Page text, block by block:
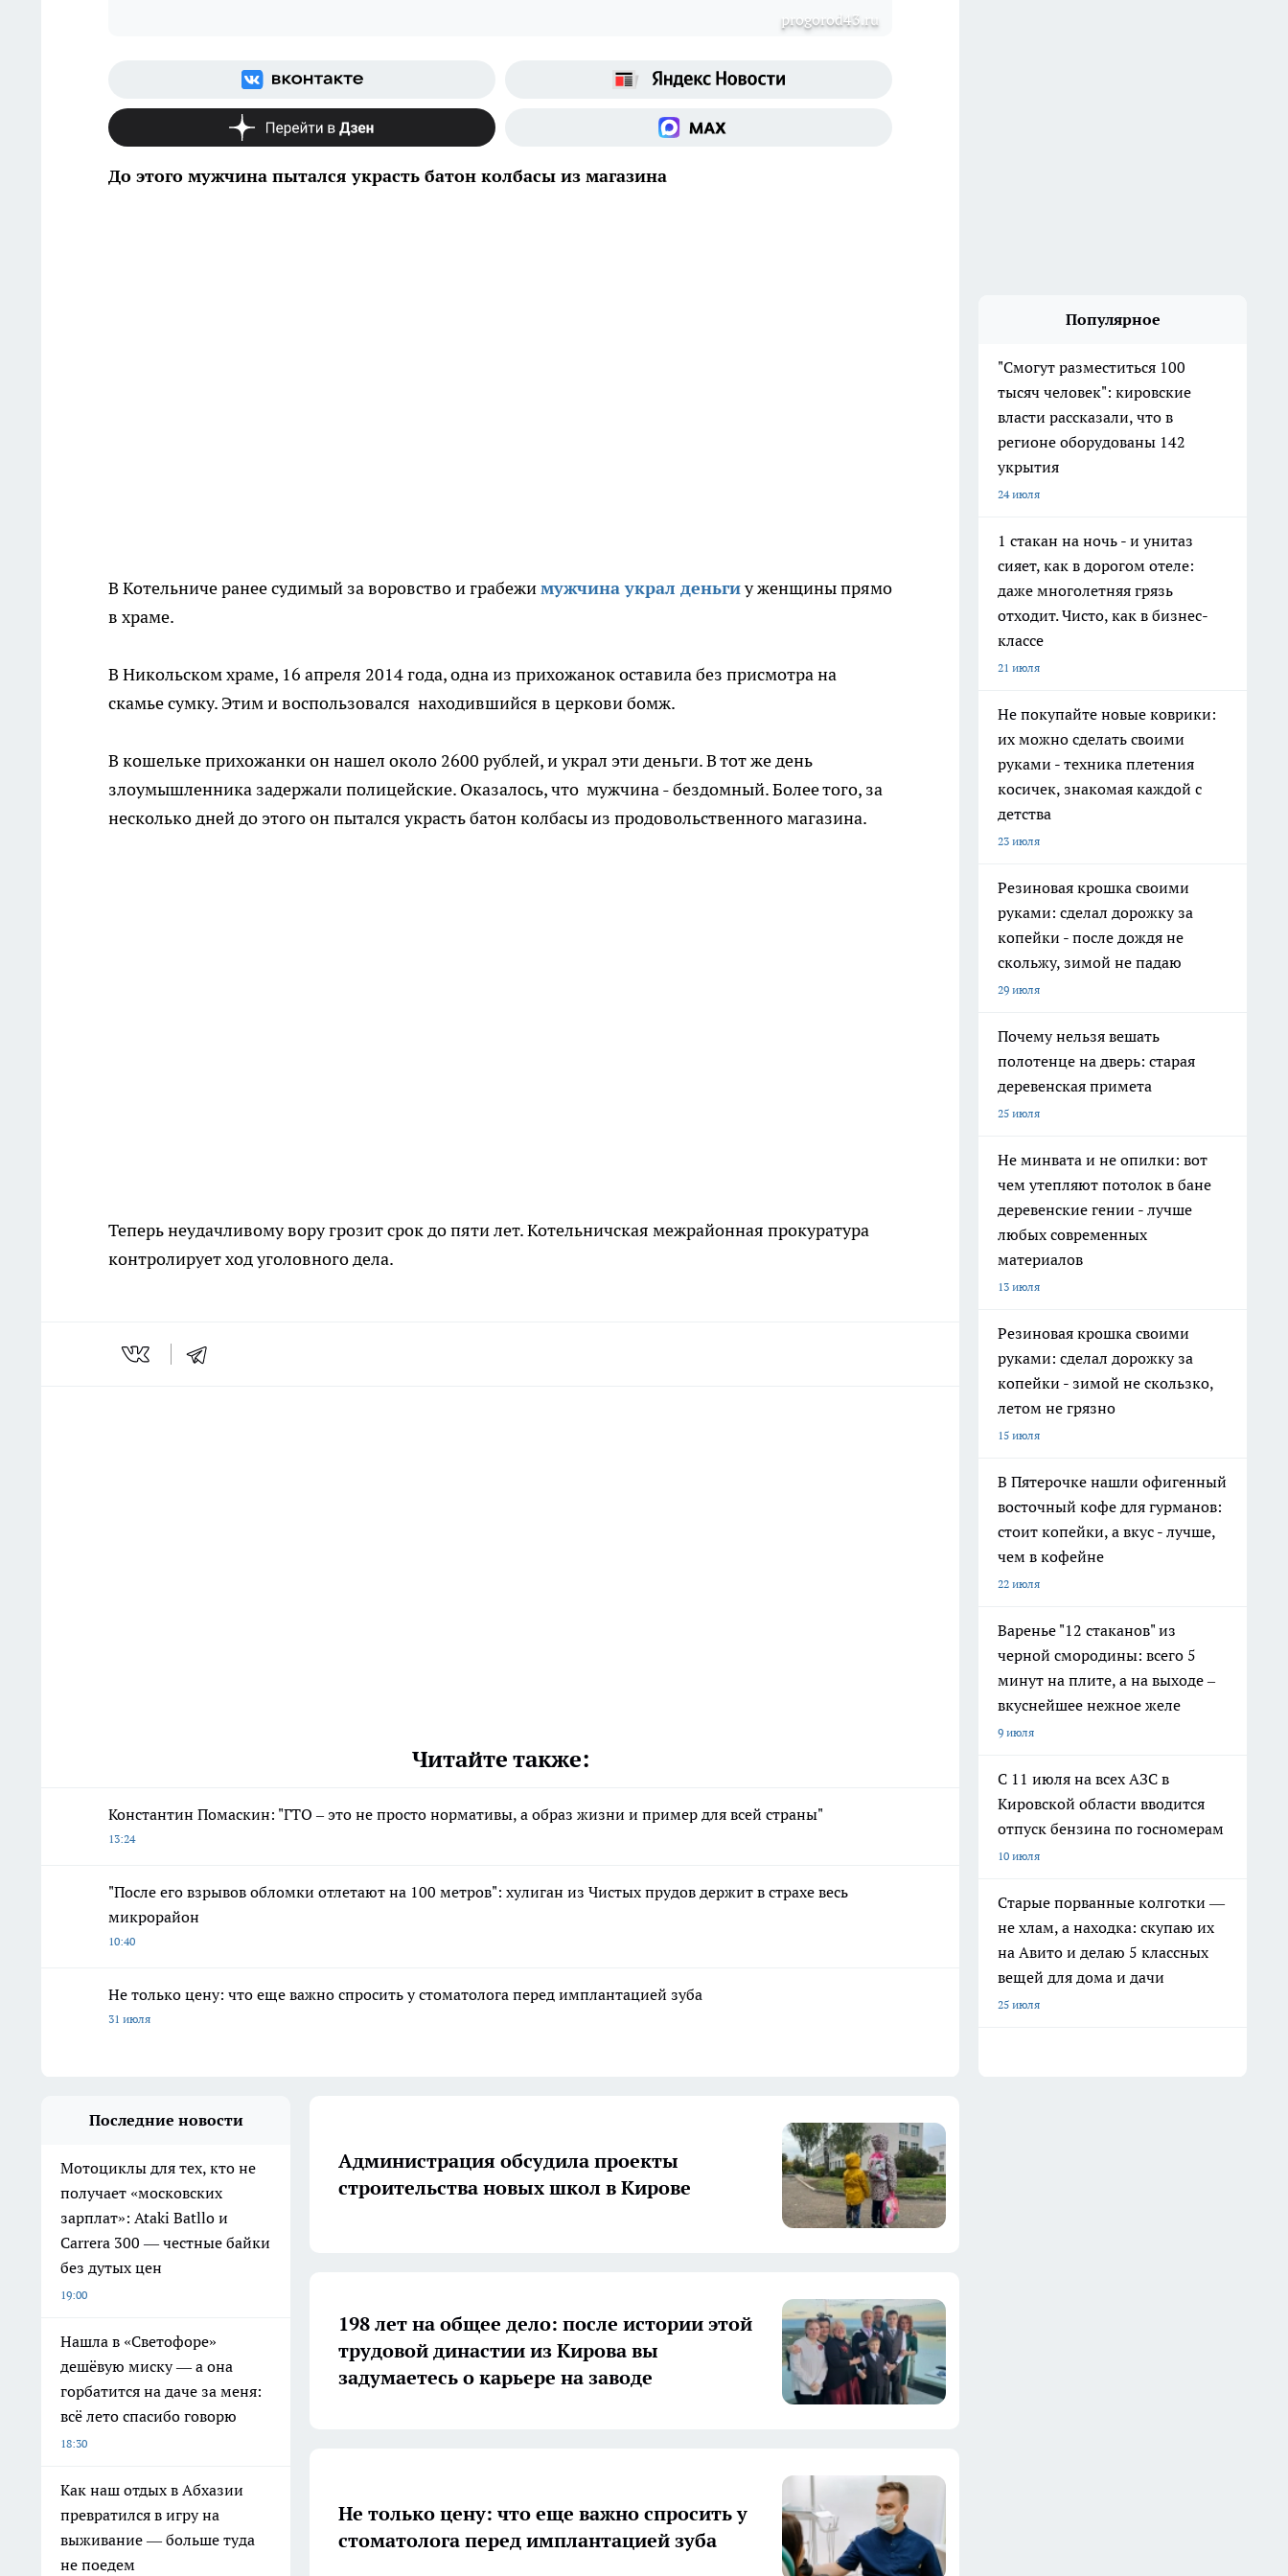
progorod43.ru
До этого мужчина пытался украсть батон колбасы из магазина
В Котельниче ранее судимый за воровство и грабежимужчина украл деньгиу женщины прямо
в храме.
В Никольском храме, 16 апреля 2014 года, одна из прихожанок оставила без присмотра на
скамье сумку. Этим и воспользовался находившийся в церкови бомж.
В кошельке прихожанки он нашел около 2600 рублей, и украл эти деньги. В тот же день
злоумышленника задержали полицейские. Оказалось, что мужчина - бездомный. Более того, за
несколько дней до этого он пытался украсть батон колбасы из продовольственного магазина.
Теперь неудачливому вору грозит срок до пяти лет. Котельничская межрайонная прокуратура
контролирует ход уголовного дела.
Читайте также:
Константин Помаскин: "ГТО – это не просто нормативы, а образ жизни и пример для всей страны"
13:24
"После его взрывов обломки отлетают на 100 метров": хулиган из Чистых прудов держит в страхе весь
микрорайон
10:40
Не только цену: что еще важно спросить у стоматолога перед имплантацией зуба
31 июля
Популярное
"Смогут разместиться 100
тысяч человек": кировские
власти рассказали, что в
регионе оборудованы 142
укрытия
24 июля
1 стакан на ночь - и унитаз
сияет, как в дорогом отеле:
даже многолетняя грязь
отходит. Чисто, как в бизнес-
классе
21 июля
Не покупайте новые коврики:
их можно сделать своими
руками - техника плетения
косичек, знакомая каждой с
детства
23 июля
Резиновая крошка своими
руками: сделал дорожку за
копейки - после дождя не
скольжу, зимой не падаю
29 июля
Почему нельзя вешать
полотенце на дверь: старая
деревенская примета
25 июля
Не минвата и не опилки: вот
чем утепляют потолок в бане
деревенские гении - лучше
любых современных
материалов
13 июля
Резиновая крошка своими
руками: сделал дорожку за
копейки - зимой не скользко,
летом не грязно
15 июля
В Пятерочке нашли офигенный
восточный кофе для гурманов:
стоит копейки, а вкус - лучше,
чем в кофейне
22 июля
Варенье "12 стаканов" из
черной смородины: всего 5
минут на плите, а на выходе –
вкуснейшее нежное желе
9 июля
С 11 июля на всех АЗС в
Кировской области вводится
отпуск бензина по госномерам
10 июля
Старые порванные колготки —
не хлам, а находка: скупаю их
на Авито и делаю 5 классных
вещей для дома и дачи
25 июля
Последние новости
Мотоциклы для тех, кто не
получает «московских
зарплат»: Ataki Batllo и
Carrera 300 — честные байки
без дутых цен
19:00
Нашла в «Светофоре»
дешёвую миску — а она
горбатится на даче за меня:
всё лето спасибо говорю
18:30
Как наш отдых в Абхазии
превратился в игру на
выживание — больше туда
не поедем
Администрация обсудила проекты
строительства новых школ в Кирове
198 лет на общее дело: после истории этой
трудовой династии из Кирова вы
задумаетесь о карьере на заводе
Не только цену: что еще важно спросить у
стоматолога перед имплантацией зуба